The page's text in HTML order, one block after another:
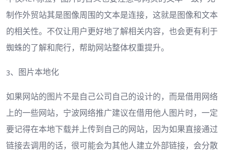
制作外贸站其是图像周围的文本是连接，这就是图像和文本
的相关性。不仅让用户更好地了解相关内容，也会更有利于
蜘蛛的了解和爬行，帮助网站整体权重提升。
3、图片本地化
如果网站的图片不是自己公司自己的设计的，而是借用网络
上的一些网站，宁波网络推广建议在借用他人图片时，一定
要记得在本地下载并上传到自己的网站，因为如果直接通过
链接去调用的话，很可能会为其他人建立外部链接，会分散